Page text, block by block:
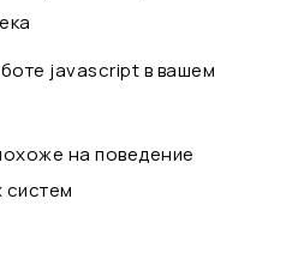
javascript в вашем
на поведение
систем